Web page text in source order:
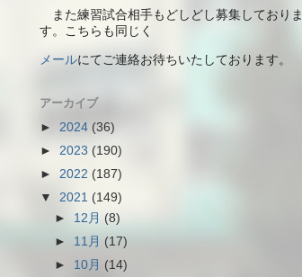
また練習試合相手もどしどし募集しておりま
す。こちらも同じく
メールにて ご連絡お待ちいたしております。
アーカイブ
► 2024 (36)
► 2023 (190)
► 2022 (187)
▼ 2021 (149)
► 12月(8)
► 11月(17)
► 10月 (14)